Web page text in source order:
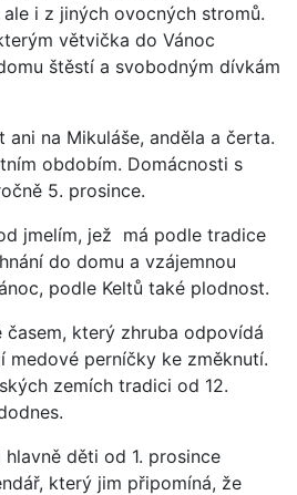
i z jiných ovocných stromů.
větvička do Vánoc
štěstí a svobodným dívkám
ani na Mikuláše, anděla a čerta.
obdobím. Domácnosti s
5. prosince.
jmelím, jež má podle tradice
do domu a vzájemnou
podle Keltů také plodnost.
který zhruba odpovídá
medové perníčky ke změknutí.
zemích tradici od 12.
děti od 1. prosince
který jim připomíná, že